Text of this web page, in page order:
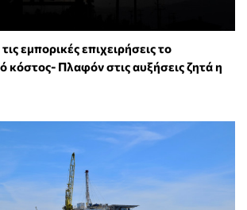
τις εμπορικές επιχειρήσεις το
κόστος- Πλαφόν στις αυξήσεις ζητά η